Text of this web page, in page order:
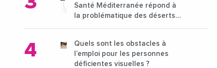
Santé Méditerranée répond à
la problématique des déserts
Quels sont les obstacles à
l’emploi pour les personnes
déficientes visuelles ?